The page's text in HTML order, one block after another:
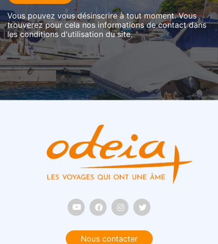
Vous pouvez vous désinscrire à tout moment. Vous
trouverez pour cela nos informations de contact dans
les conditions d'utilisation du site.
Nous contacter